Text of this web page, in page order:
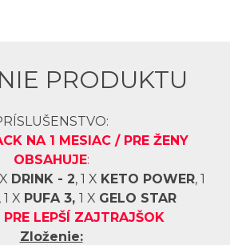
PRODUKTU
NA 1 MESIAC / PRE ŽENY
OBSAHUJE:
DRINK - 2, 1 X KETO POWER, 1
1 X PUFA 3, 1 X GELO STAR
PRE LEPŠÍ ZAJTRAJŠOK
Zloženie: